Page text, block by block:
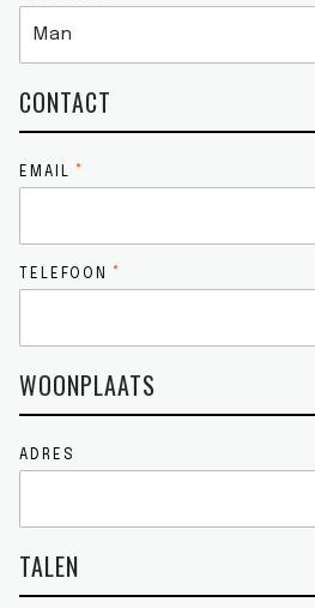
CONTACT
EMAIL
TELEFOON
WOONPLAATS
ADRES
TALEN